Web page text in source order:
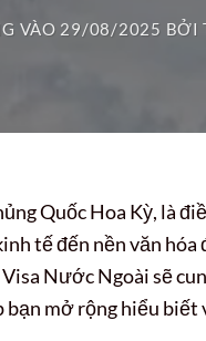
VÀO 29/08/2025 BỞI
Quốc Hoa Kỳ, là
tế đến nền văn hóa
Nước Ngoài sẽ
mở rộng hiểu biết